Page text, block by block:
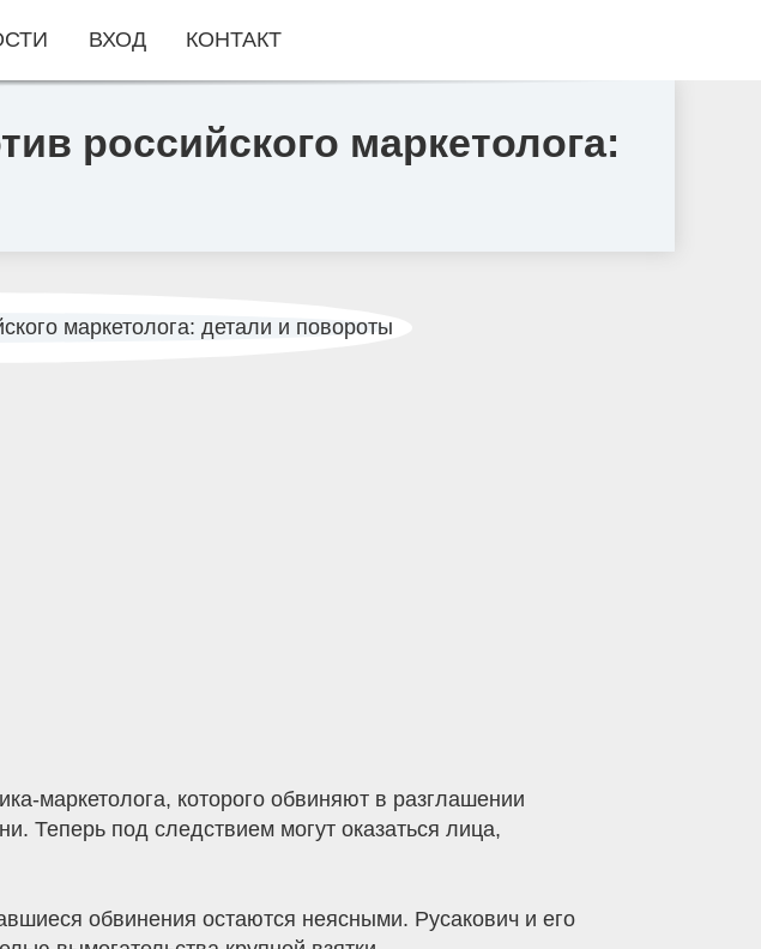
российского маркетолога:
маркетолога, которого обвиняют в разглашении
Теперь под следствием могут оказаться лица,
обвинения остаются неясными. Русакович и его
ВХОД КОНТАКТ